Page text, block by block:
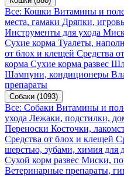
Все: Кошки Витамины и
места, гамаки Дряпки,
Инструменты для ухода
Сухие корма Туалеты,
от блох и клещей Средства
корма Сухие корма развес
Шампуни, кондиционеры
препараты
Собаки (1093)
Все: Собаки Витамины и
ухода Лежаки, подстилки,
Переноски Косточки,
Средства от блох и клещей
шерстью, зубами, химия для
Сухой корм развес Миски,
Ветеринарные препараты,